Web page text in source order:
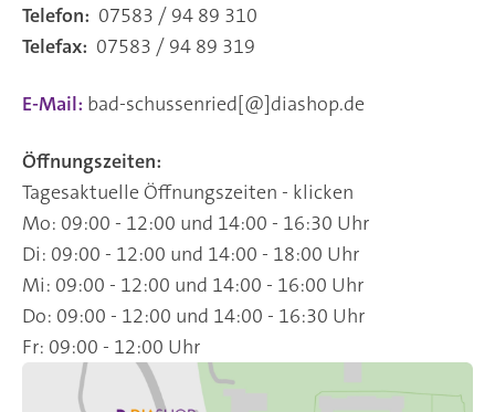
Telefon: 07583 / 94 89 310
Telefax: 07583 / 94 89 319
E-Mail: bad-schussenried[@]diashop.de
Öffnungszeiten:
Tagesaktuelle Öffnungszeiten - klicken
Mo: 09:00 - 12:00 und 14:00 - 16:30 Uhr
Di: 09:00 - 12:00 und 14:00 - 18:00 Uhr
Mi: 09:00 - 12:00 und 14:00 - 16:00 Uhr
Do: 09:00 - 12:00 und 14:00 - 16:30 Uhr
Fr: 09:00 - 12:00 Uhr